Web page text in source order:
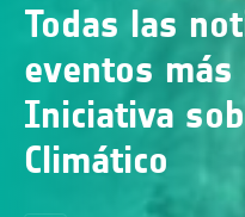
Todas las
eventos
Iniciativa
Climático